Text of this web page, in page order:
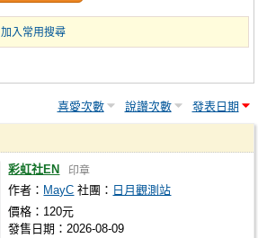
加入常用搜尋
喜愛次數 說讚次數 發表日期
彩虹社EN 印章
作者： MayC 社團： 日月觀測站
價格：120元
發售日期：2026-08-09